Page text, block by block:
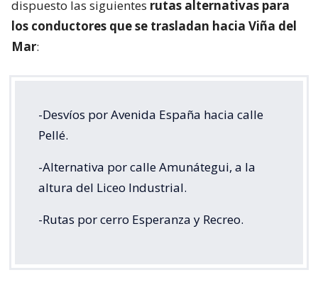
dispuesto las siguientes rutas alternativas para
los conductores que se trasladan hacia Viña del
Mar:
-Desvíos por Avenida España hacia calle
Pellé.
-Alternativa por calle Amunátegui, a la
altura del Liceo Industrial.
-Rutas por cerro Esperanza y Recreo.